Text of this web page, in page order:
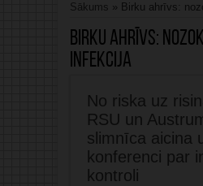
Sākums » Birku ahrīvs:
Birku ahrīvs:
infekcija
No riska uz
RSU un
slimnīca aicina
konferenci par
kontroli